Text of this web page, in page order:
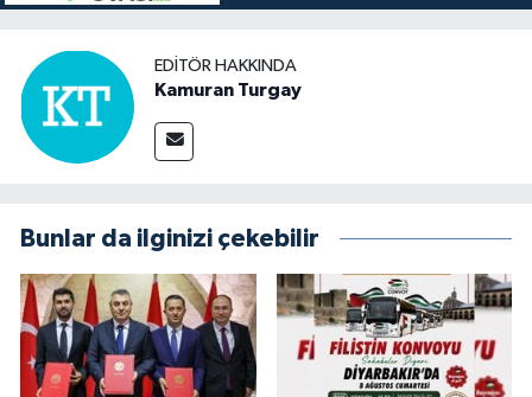
EDITÖR HAKKINDA
Kamuran Turgay
Bunlar da ilginizi çekebilir